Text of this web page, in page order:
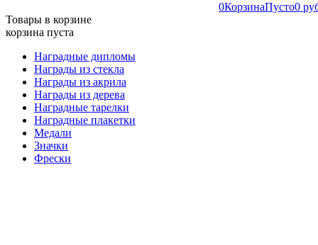
0КорзинаПусто0
Товары в корзине
корзина пуста
Наградные дипломы
Награды из стекла
Награды из акрила
Награды из дерева
Наградные тарелки
Наградные плакетки
Медали
Значки
Фрески